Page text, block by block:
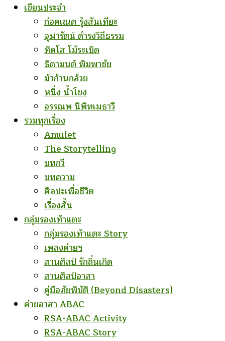
เขียนประจำ
ก่อคเณศ รุ้งสันเทียะ
จุฬารัตน์ ดำรงวิถีธรรม
ทิดโส โม้ระเบิด
ธิดามนต์ พิมพาชัย
ม้าก้านกล้วย
หนึ่ง น้ำโขง
อรรณพ นิพิทเมธาวี
รวมทุกเรื่อง
Amulet
The Storytelling
บทกวี
บทความ
ศิลปะเพื่อชีวิต
เรื่องสั้น
กลุ่มรองเท้าแตะ
กลุ่มรองเท้าแตะ Story
เพลงค่ายฯ
สานศิลป์ รักถิ่นเกิด
สานศิลป์อาสา
คู่มือภัยพิบัติ (Beyond Disasters)
ค่ายอาสา ABAC
RSA-ABAC Activity
RSA-ABAC Story